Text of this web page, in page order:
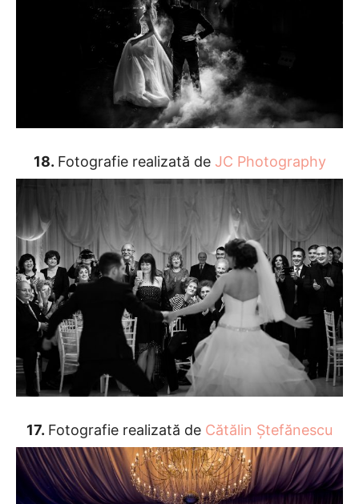
18. Fotografie realizată de JC Photography
17. Fotografie realizată de Cătălin Ștefănescu